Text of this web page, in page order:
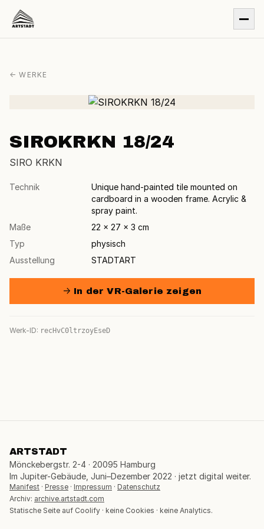
← WERKE
SIROKRKN 18/24
SIRO KRKN
Technik
Unique hand-painted tile mounted on
cardboard in a wooden frame. Acrylic &
spray paint.
Maße
22 × 27 × 3 cm
Typ
physisch
Ausstellung
STADTART
→ In der VR-Galerie zeigen
Werk-ID: recHvC0ltrzoyEseD
ARTSTADT
Mönckebergstr. 2-4 · 20095 Hamburg
Im Jupiter-Gebäude, Juni–Dezember 2022 · jetzt digital weiter.
Manifest · Presse · Impressum · Datenschutz
Archiv: archive.artstadt.com
Statische Seite auf Coolify · keine Cookies · keine Analytics.